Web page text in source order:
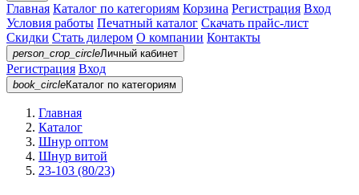
Главная Каталог по категориям Корзина Регистрация Вход
Условия работы Печатный каталог Скачать прайс-лист
Скидки Стать дилером О компании Контакты
person_crop_circleЛичный кабинет
Регистрация Вход
book_circleКаталог по категориям
Главная
Каталог
Шнур оптом
Шнур витой
23-103 (80/23)